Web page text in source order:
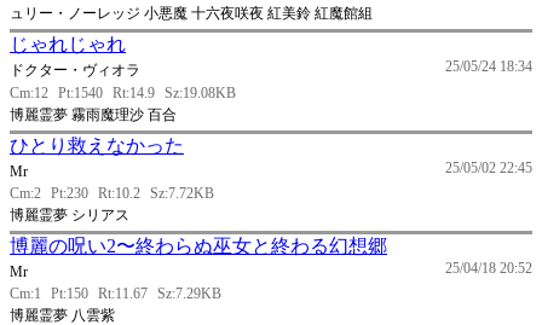
ュリー・ノーレッジ 小悪魔 十六夜咲夜 紅美鈴 紅魔館組
じゃれじゃれ
25/05/24 18:34
ドクター・ヴィオラ
Cm:12 Pt:1540 Rt:14.9 Sz:19.08KB
博麗霊夢 霧雨魔理沙 百合
ひとり救えなかった
25/05/02 22:45
Mr
Cm:2 Pt:230 Rt:10.2 Sz:7.72KB
博麗霊夢 シリアス
博麗の呪い2〜終わらぬ巫女と終わる幻想郷
25/04/18 20:52
Mr
Cm:1
Pt:150 Rt:11.67 Sz:7.29KB
博麗霊夢 八雲紫